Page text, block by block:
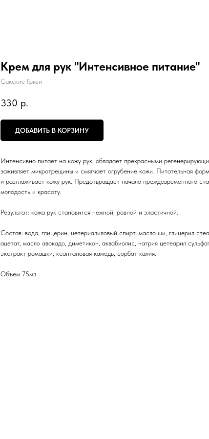
Крем для рук "Интенсивное питание"
Сакские Грязи
330 р.
ДОБАВИТЬ В КОРЗИНУ
Интенсивно питает на кожу рук, обладает прекрасными
заживляет микротрещины и смягчает огрубение кожи. Питательная
и разглаживает кожу рук. Предотвращает начало преждевременного
молодость и красоту.
Результат: кожа рук становится нежной, ровной и эластичной.
Состав: вода, глицерин, цетериалиловый спирт, масло ши, глицерил
ацетат, масло авокадо, диметикон, аквабиолис, натрия цетеарил
экстракт ромашки, ксантановая камедь, сорбат калия.
Объем 75мл